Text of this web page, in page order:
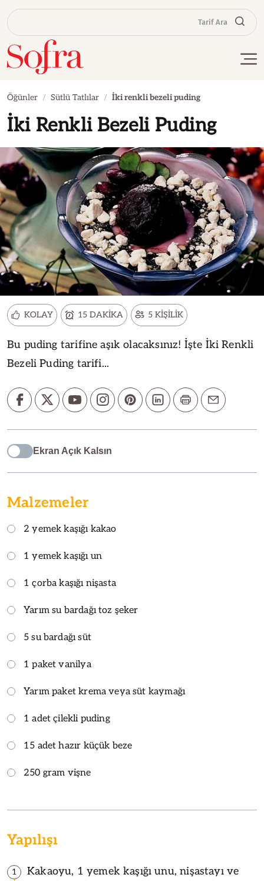
Tarif Ara
Öğünler Sütlü Tatlılar İki renkli bezeli puding
İki Renkli Bezeli Puding
KOLAY 15 DAKİKA 5 KİŞİLİK
Bu puding tarifine aşık olacaksınız! İşte İki Renkli
Bezeli Puding tarifi...
Ekran Açık Kalsın
Malzemeler
2 yemek kaşığı kakao
1 yemek kaşığı un
1 çorba kaşığı nişasta
Yarım su bardağı toz şeker
5 su bardağı süt
1 paket vanilya
Yarım paket krema veya süt kaymağı
1 adet çilekli puding
15 adet hazır küçük beze
250 gram vişne
Yapılışı
1
Kakaoyu, 1 yemek kaşığı unu, nişastayı ve